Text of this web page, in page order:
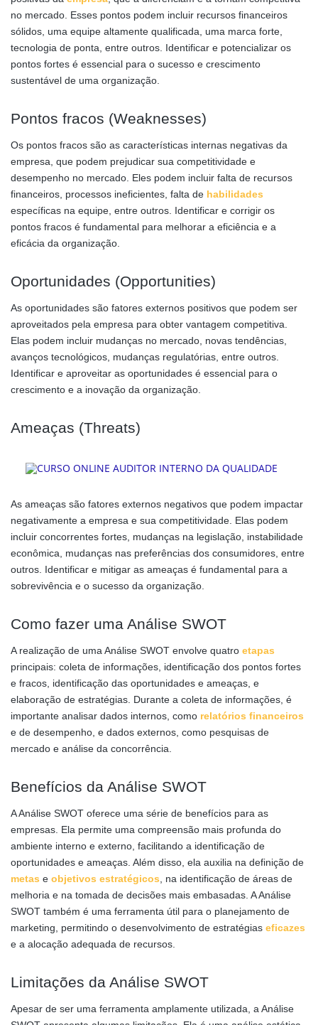
no mercado. Esses pontos podem incluir recursos financeiros
sólidos, uma equipe altamente qualificada, uma marca forte,
tecnologia de ponta, entre outros. Identificar e potencializar os
pontos fortes é essencial para o sucesso e crescimento
sustentável de uma organização.
Pontos fracos (Weaknesses)
Os pontos fracos são as características internas negativas da
empresa, que podem prejudicar sua competitividade e
desempenho no mercado. Eles podem incluir falta de recursos
financeiros, processos ineficientes, falta de habilidades
específicas na equipe, entre outros. Identificar e corrigir os
pontos fracos é fundamental para melhorar a eficiência e a
eficácia da organização.
Oportunidades (Opportunities)
As oportunidades são fatores externos positivos que podem ser
aproveitados pela empresa para obter vantagem competitiva.
Elas podem incluir mudanças no mercado, novas tendências,
avanços tecnológicos, mudanças regulatórias, entre outros.
Identificar e aproveitar as oportunidades é essencial para o
crescimento e a inovação da organização.
Ameaças (Threats)
As ameaças são fatores externos negativos que podem impactar
negativamente a empresa e sua competitividade. Elas podem
incluir concorrentes fortes, mudanças na legislação, instabilidade
econômica, mudanças nas preferências dos consumidores, entre
outros. Identificar e mitigar as ameaças é fundamental para a
sobrevivência e o sucesso da organização.
Como fazer uma Análise SWOT
A realização de uma Análise SWOT envolve quatro etapas
principais: coleta de informações, identificação dos pontos fortes
e fracos, identificação das oportunidades e ameaças, e
elaboração de estratégias. Durante a coleta de informações, é
importante analisar dados internos, como relatórios financeiros
e de desempenho, e dados externos, como pesquisas de
mercado e análise da concorrência.
Benefícios da Análise SWOT
A Análise SWOT oferece uma série de benefícios para as
empresas. Ela permite uma compreensão mais profunda do
ambiente interno e externo, facilitando a identificação de
oportunidades e ameaças. Além disso, ela auxilia na definição de
metas e objetivos estratégicos, na identificação de áreas de
melhoria e na tomada de decisões mais embasadas. A Análise
SWOT também é uma ferramenta útil para o planejamento de
marketing, permitindo o desenvolvimento de estratégias eficazes
e a alocação adequada de recursos.
Limitações da Análise SWOT
Apesar de ser uma ferramenta amplamente utilizada, a Análise